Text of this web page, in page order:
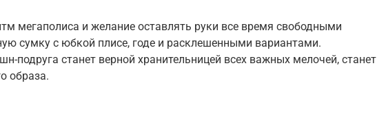
мегаполиса и желание оставлять руки все время свободными
сумку с юбкой плисе, годе и расклешенными вариантами.
подруга станет верной хранительницей всех важных мелочей, станет
образа.